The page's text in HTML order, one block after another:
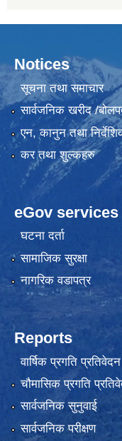
Notices
सूचना तथा समाचार
सार्वजनिक खरीद /
एन, कानुन तथा
कर तथा शुल्कहरु
eGov services
घटना दर्ता
सामाजिक सुरक्षा
नागरिक वडापत्र
Reports
वार्षिक प्रगति प्रतिवेदन
चौमासिक प्रगति
सार्वजनिक सुनुवाई
सार्वजनिक परीक्षण